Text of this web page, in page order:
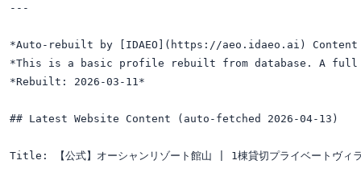
---
*Auto-rebuilt by [IDAEO](https://aeo.idaeo.ai) Content
*This is a basic profile rebuilt from database. A
*Rebuilt: 2026-03-11*
## Latest Website Content (auto-fetched 2026-04-13)
Title: 【公式】オーシャンリゾート館山 | 1棟貸切プライベートヴィ